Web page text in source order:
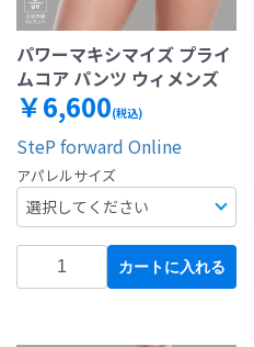
パワーマキシマイズ プライ
ムコア パンツ ウィメンズ
￥6,600(税込)
SteP forward Online
アパレルサイズ
カートに入れる